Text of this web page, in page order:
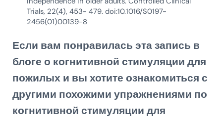
Trials, 22(4), 453- 479. doi:10.1016/S0197-
2456(01)00139-8
Если вам понравилась эта запись в
блоге о когнитивной стимуляции для
пожилых и вы хотите ознакомиться с
другими похожими упражнениями по
когнитивной стимуляции для